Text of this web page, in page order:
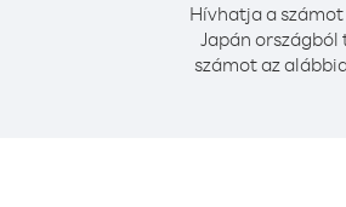
Hívhatja a
Japán
számot az